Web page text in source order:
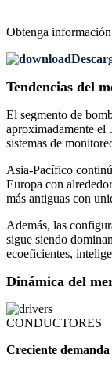
Obtenga
Tendencias del
El segmento de
aproximadamente el
sistemas de
Asia-Pacífico
Europa con
más antiguas con
Además, las
sigue siendo
ecoeficientes,
Dinámica del
CONDUCTORES
Creciente